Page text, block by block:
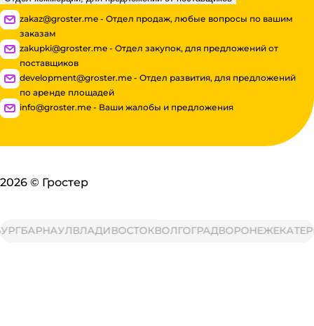
zakaz@groster.me - Отдел продаж, любые вопросы по вашим
заказам
zakupki@groster.me - Отдел закупок, для предложений от
поставщиков
development@groster.me - Отдел развития, для предложений
по аренде площадей
info@groster.me - Ваши жалобы и предложения
2026 © Гростер
БАРНАУЛВЛАДИВОСТОКВОЛГОГРАДВОРОНЕЖ